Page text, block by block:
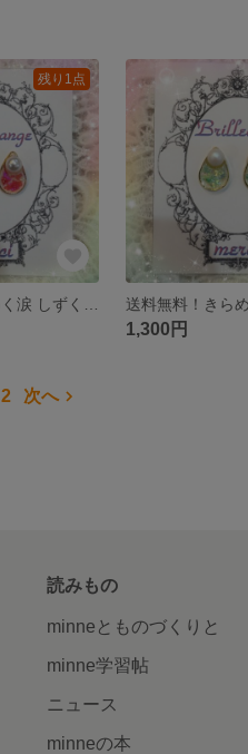
残り1点
1,300円
2 次へ
読みもの
minneとものづくりと
minne学習帖
ニュース
minneの本